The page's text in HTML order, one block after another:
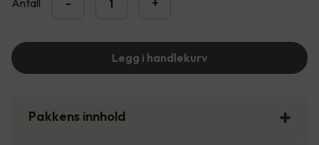
Antall - +
Legg i handlekurv
Pakkens innhold